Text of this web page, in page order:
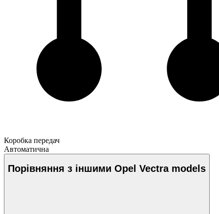
Коробка передач
Автоматична
Порівняння з іншими Opel Vectra models